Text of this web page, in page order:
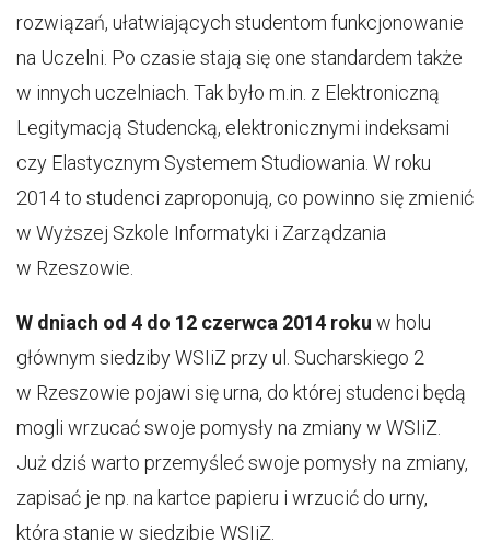
rozwiązań, ułatwiających studentom funkcjonowanie
na Uczelni. Po czasie stają się one standardem także
w innych uczelniach. Tak było m.in. z Elektroniczną
Legitymacją Studencką, elektronicznymi indeksami
czy Elastycznym Systemem Studiowania. W roku
2014 to studenci zaproponują, co powinno się zmienić
w Wyższej Szkole Informatyki i Zarządzania
w Rzeszowie.
W dniach od 4 do 12 czerwca 2014 roku w holu
głównym siedziby WSIiZ przy ul. Sucharskiego 2
w Rzeszowie pojawi się urna, do której studenci będą
mogli wrzucać swoje pomysły na zmiany w WSIiZ.
Już dziś warto przemyśleć swoje pomysły na zmiany,
zapisać je np. na kartce papieru i wrzucić do urny,
która stanie w siedzibie WSIiZ.